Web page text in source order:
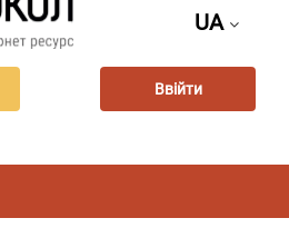
UA
Ввійти